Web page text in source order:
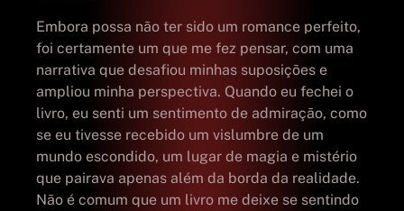
Embora possa não ter sido um romance perfeito,
foi certamente um que me fez pensar, com uma
narrativa que desafiou minhas suposições e
ampliou minha perspectiva. Quando eu fechei o
livro, eu senti um sentimento de admiração, como
se eu tivesse recebido um vislumbre de um
mundo escondido, um lugar de magia e mistério
que pairava apenas além da borda da realidade.
Não é comum que um livro me deixe se sentindo